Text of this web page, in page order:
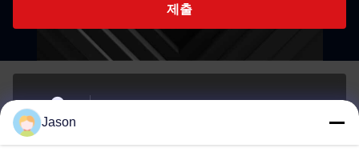
제출
주소
Jason